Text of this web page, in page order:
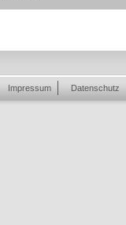
Impressum Datenschutz